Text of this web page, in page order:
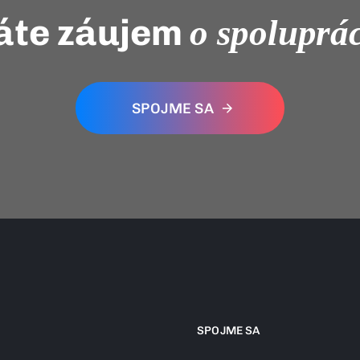
záujemo
SPOJME SA
SPOJME SA